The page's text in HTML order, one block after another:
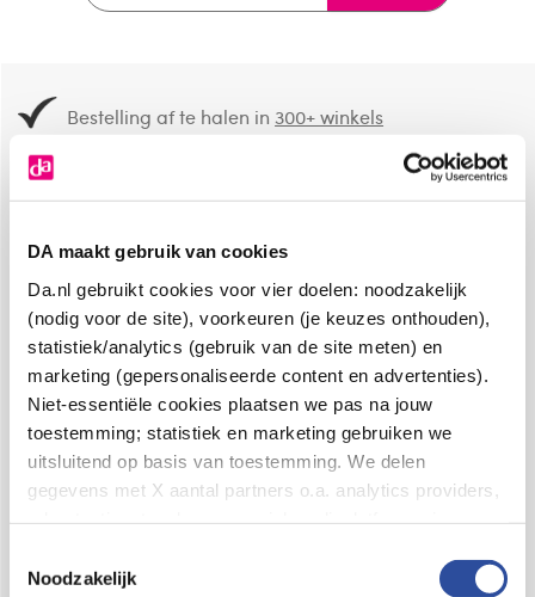
DA maakt gebruik van cookies
Da.nl gebruikt cookies voor vier doelen: noodzakelijk
(nodig voor de site), voorkeuren (je keuzes onthouden),
statistiek/analytics (gebruik van de site meten) en
marketing (gepersonaliseerde content en advertenties).
Niet-essentiële cookies plaatsen we pas na jouw
toestemming; statistiek en marketing gebruiken we
uitsluitend op basis van toestemming. We delen
gegevens met X aantal partners o.a. analytics providers,
en de bewaartermijnen per categorie. Je kunt je keuze op
Noodzakelijk
Bestelling af te halen in300+ winkels
8.6 uit4.106 reviews
Over DA
Klantenservice
Assortiment
VolgDAop: